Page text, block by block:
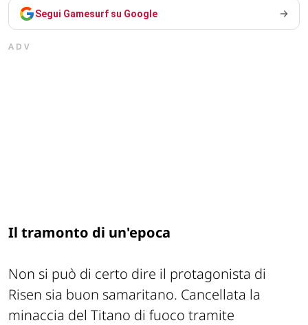
Segui Gamesurf su Google
ADV
Il tramonto di un'epoca
Non si può di certo dire il protagonista di
Risen sia buon samaritano. Cancellata la
minaccia del Titano di fuoco tramite